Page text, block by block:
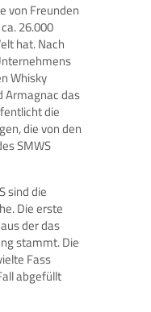
von Freunden
26.000
hat. Nach
Whisky
Armagnac das
die
die von den
SMWS
sind die
Die erste
der das
stammt. Die
Fass
abgefüllt